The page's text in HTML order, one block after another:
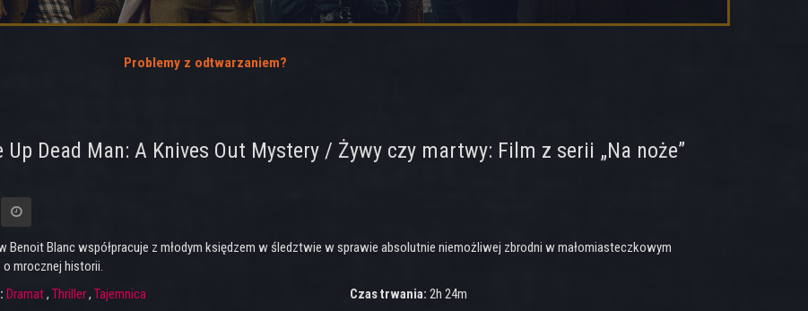
Problemy z odtwarzaniem?
Up Dead Man: A Knives Out Mystery / Żywy czy martwy: Film z serii „Na noże”
Benoit Blanc współpracuje z młodym księdzem w śledztwie w sprawie absolutnie niemożliwej zbrodni w małomiasteczkowym
mrocznej historii.
Dramat, Thriller, Tajemnica
Czas trwania: 2h 24m